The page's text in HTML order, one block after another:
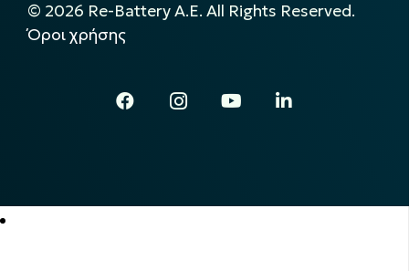
© 2026 Re-Battery A.E. All Rights Reserved.
Όροι χρήσης